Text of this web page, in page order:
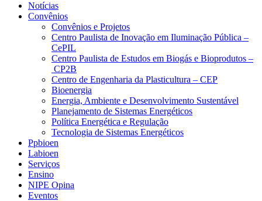
Notícias
Convênios
Convênios e Projetos
Centro Paulista de Inovação em Iluminação Pública –
CePIL
Centro Paulista de Estudos em Biogás e Bioprodutos –
CP2B
Centro de Engenharia da Plasticultura – CEP
Bioenergia
Energia, Ambiente e Desenvolvimento Sustentável
Planejamento de Sistemas Energéticos
Política Energética e Regulação
Tecnologia de Sistemas Energéticos
Ppbioen
Labioen
Serviços
Ensino
NIPE Opina
Eventos